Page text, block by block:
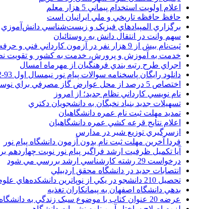
اعلام اولويت استخدام پيماني 5 هزار معلم
حافظ حافظه تاريخي و ملي ايرانيان است
برگزاري المپيادهاي فيزيک و زيست‌شناسي دانش‌آموزي
سهم وانت در انتقال دانش به روستائيان
ثبت‌نام بيش از 9 هزار نفر در آزمون کارداني فني و حرفه‌اي
خدمت به آموزش و پرورش، خدمت به کشور و تقويت
اجراي طرح رتبه بندي فرهنگيان از مهرماه امسال
دانلود رایگان پاسخنامه سوالات پیام نور نیمسال اول 93-92
اختصاص 5 درصد از محل عوارض گاز مصرفي براي نوسازي مدارس
نام نويسي کارداني نظام جديد؛ از امروز
تسهيلات جديد بنياد نخبگان به دانشجويان دکتري
تمديد مهلت ثبت نام عمره دانشگاهيان
اعلام نتايج قرعه کشي عمره دانشگاهيان
ازسرگيري توزيع شير در مدارس
فردا آخرین مهلت ثبت نام بدون آزمون دانشگاه پیام نور
آیا تکمیل ظرفیت ارشد فراگیر پیام نور نوبت چهاردهم
درخواست 29 رشته کارشناسي ارشد بررسي مي شود
انتصابات جديد در دانشگاه محقق اردبيلي
تحصيل 210 دانشجو در يکي از نوپاترين دانشکده‌هاي علوم پزشکي کشور
بدهي دانشگاه اصفهان به پيمانکاران تغذيه
عرضه 20 عنوان کتاب با موضوع سبک زندگي به دانشگاه‌ها